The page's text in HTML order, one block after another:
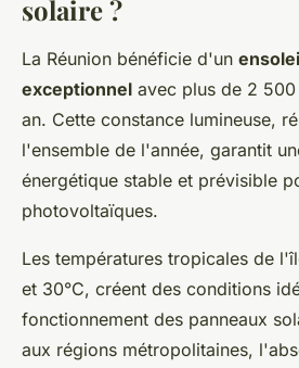
solaire ?
La Réunion bénéficie d'un
exceptionnel avec plus de 2
an. Cette constance lumineuse,
l'ensemble de l'année, garantit
énergétique stable et prévisible
photovoltaïques.
Les températures tropicales de
et 30°C, créent des conditions
fonctionnement des panneaux
aux régions métropolitaines,